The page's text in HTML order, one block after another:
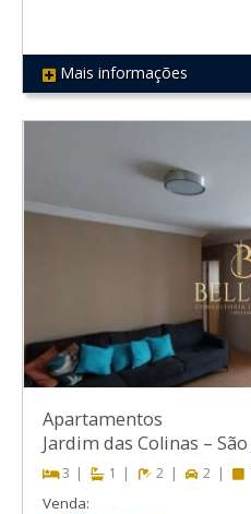
REF 13
Mais informações
Apartamentos
Jardim das Colinas –
3 1 2 2
Venda: